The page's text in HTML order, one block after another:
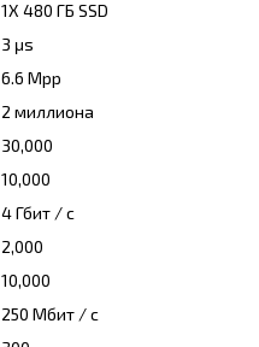
1X 480 ГБ SSD
3 μs
6.6 Mpp
2 миллиона
30,000
10,000
4 Гбит / с
2,000
10,000
250 Мбит / с